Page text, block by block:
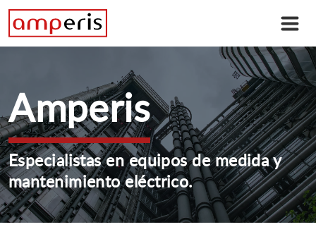
Amperis
Especialistas en equipos de medida y
mantenimiento eléctrico.